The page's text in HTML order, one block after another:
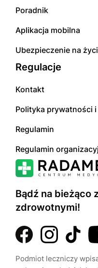
Bądź na bieżąco
zdrowotnymi!
Podmiot leczniczy
Poradnik
Aplikacja mobilna
Ubezpieczenie na
Regulacje
Kontakt
Polityka prywatności
Regulamin
Regulamin